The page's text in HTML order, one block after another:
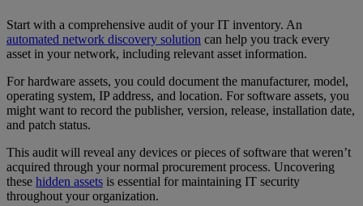
Start with a comprehensive audit of your IT inventory. An
automated network discovery solution can help you track every
asset in your network, including relevant asset information.
For hardware assets, you could document the manufacturer, model,
operating system, IP address, and location. For software assets, you
might want to record the publisher, version, release, installation date,
and patch status.
This audit will reveal any devices or pieces of software that weren’t
acquired through your normal procurement process. Uncovering
these hidden assets is essential for maintaining IT security
throughout your organization.